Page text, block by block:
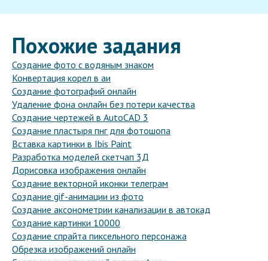
Похожие задания
Создание фото с водяным знаком
Конвертация корел в аи
Создание фотографий онлайн
Удаление фона онлайн без потери качества
Создание чертежей в AutoCAD 3
Создание пластыря пнг для фотошопа
Вставка картинки в Ibis Paint
Разработка моделей скетчап 3Д
Дорисовка изображения онлайн
Создание векторной иконки телеграм
Создание gif-анимации из фото
Создание аксонометрии канализации в автокад
Создание картинки 10000
Создание спрайта пиксельного персонажа
Обрезка изображений онлайн